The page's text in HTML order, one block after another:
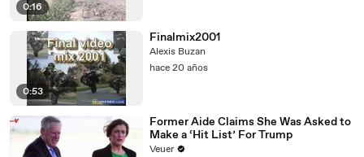
0:16
0:53
Finalmix2001
Alexis Buzan
hace 20 años
Former Aide Claims She Was Asked to
Make a ‘Hit List’ For Trump
Veuer